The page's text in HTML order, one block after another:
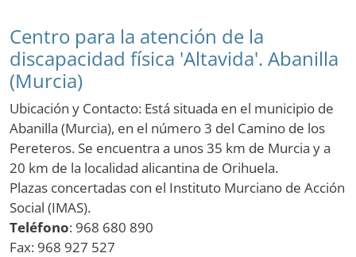
Centro para la atención de la
discapacidad física 'Altavida'. Abanilla
(Murcia)
Ubicación y Contacto: Está situada en el municipio de
Abanilla (Murcia), en el número 3 del Camino de los
Pereteros. Se encuentra a unos 35 km de Murcia y a
20 km de la localidad alicantina de Orihuela.
Plazas concertadas con el Instituto Murciano de Acción
Social (IMAS).
Teléfono: 968 680 890
Fax: 968 927 527